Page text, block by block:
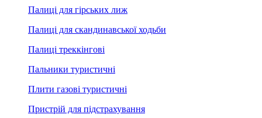
Палиці для гірських лиж
Палиці для скандинавської ходьби
Палиці треккінгові
Пальники туристичні
Плити газові туристичні
Пристрій для підстрахування